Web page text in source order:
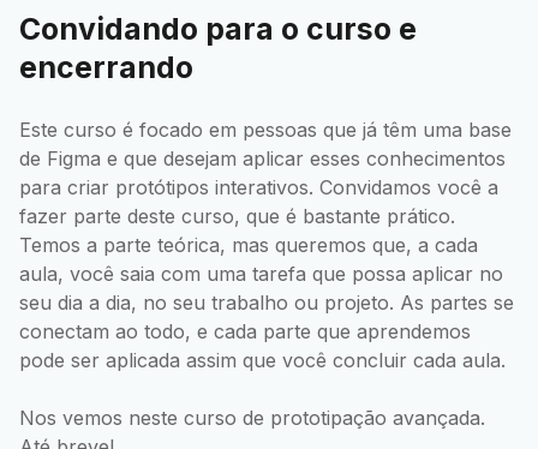
Convidando para o curso e
encerrando
Este curso é focado em pessoas que já têm uma base
de Figma e que desejam aplicar esses conhecimentos
para criar protótipos interativos. Convidamos você a
fazer parte deste curso, que é bastante prático.
Temos a parte teórica, mas queremos que, a cada
aula, você saia com uma tarefa que possa aplicar no
seu dia a dia, no seu trabalho ou projeto. As partes se
conectam ao todo, e cada parte que aprendemos
pode ser aplicada assim que você concluir cada aula.
Nos vemos neste curso de prototipação avançada.